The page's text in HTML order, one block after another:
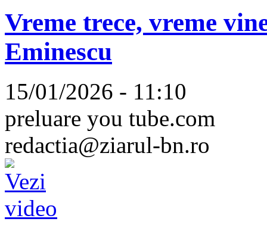
Vreme trece, vreme
Eminescu
15/01/2026 - 11:10
preluare you tube.com
redactia@ziarul-bn.ro